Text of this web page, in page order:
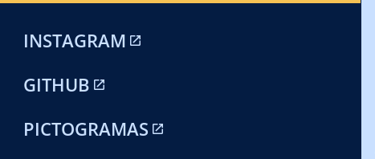
INSTAGRAM
GITHUB
PICTOGRAMAS